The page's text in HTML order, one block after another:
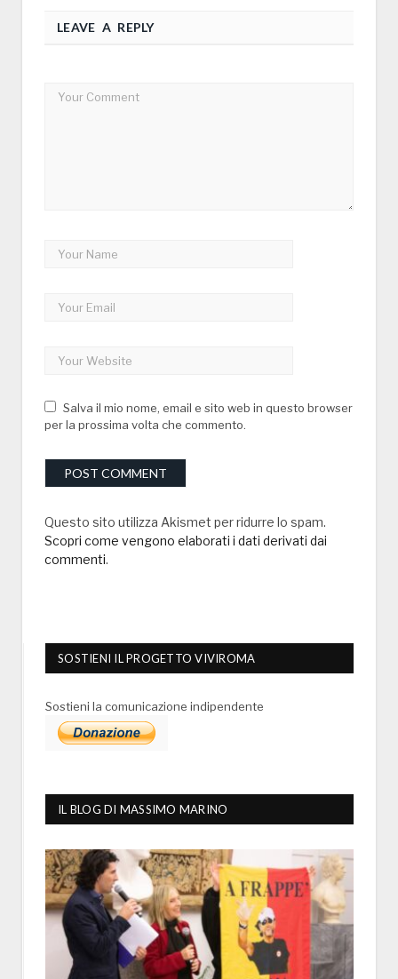
LEAVE A REPLY
Salva il mio nome, email e sito web in questo browser
per la prossima volta che commento.
Questo sito utilizza Akismet per ridurre lo spam.
Scopri come vengono elaborati i dati derivati dai
commenti.
SOSTIENI IL PROGETTO VIVIROMA
Sostieni la comunicazione indipendente
IL BLOG DI MASSIMO MARINO